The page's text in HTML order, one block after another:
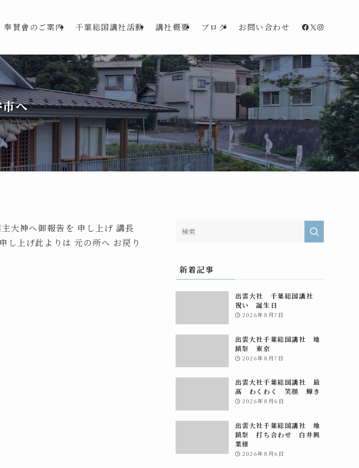
奉賛會のご案内 千葉総国講社活動 講社概要 ブログ お問い合わせ Facebook
X
へ
大神へ御報告を 申し上げ 講長
し上げ此よりは 元の所へ お戻り
新着記事
出雲大社 千葉総国講社
祝い 誕生日
2026年8月7日
出雲大社千葉総国講社 地
鎮祭 東京
2026年8月7日
出雲大社千葉総国講社 最
高 わくわく 笑顔 輝き
2026年8月6日
出雲大社千葉総国講社 地
鎮祭 打ち合わせ 白井興
業様
2026年8月6日